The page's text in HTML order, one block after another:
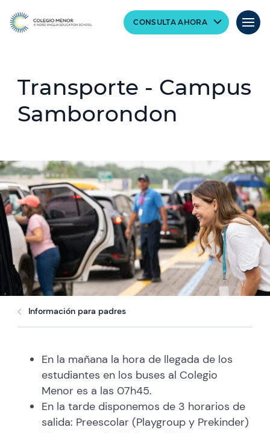
CONSULTA AHORA
Transporte - Campus
Samborondon
Información para padres
En la mañana la hora de llegada de los
estudiantes en los buses al Colegio
Menor es a las 07h45.
En la tarde disponemos de 3 horarios de
salida: Preescolar (Playgroup y Prekinder)